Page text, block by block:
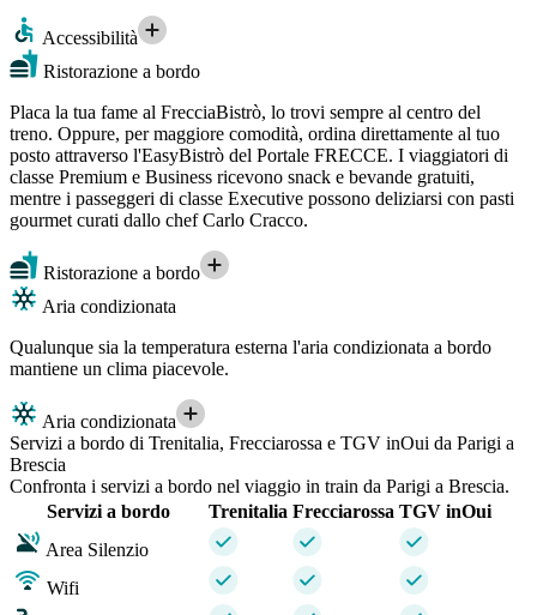
Accessibilità
Ristorazione a bordo
Placa la tua fame al FrecciaBistrò, lo trovi sempre al centro del
treno. Oppure, per maggiore comodità, ordina direttamente al tuo
posto attraverso l'EasyBistrò del Portale FRECCE. I viaggiatori di
classe Premium e Business ricevono snack e bevande gratuiti,
mentre i passeggeri di classe Executive possono deliziarsi con pasti
gourmet curati dallo chef Carlo Cracco.
Ristorazione a bordo
Aria condizionata
Qualunque sia la temperatura esterna l'aria condizionata a bordo
mantiene un clima piacevole.
Aria condizionata
Servizi a bordo di Trenitalia, Frecciarossa e TGV inOui da Parigi a
Brescia
Confronta i servizi a bordo nel viaggio in train da Parigi a Brescia.
Servizi a bordo
Trenitalia Frecciarossa TGV inOui
Area Silenzio
Wifi